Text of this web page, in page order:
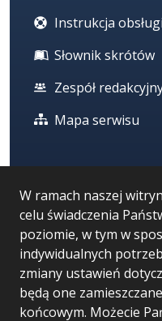
W ramach naszej
celu świadczenia
poziomie, w tym w
indywidualnych
zmiany ustawień
będą one
końcowym. Możecie
Instrukcja obsługi
Słownik skrótów
Zespół
Mapa serwisu
Statystyki
Ostatnio dodane
Polityka